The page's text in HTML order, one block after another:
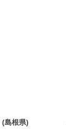
(島根県)